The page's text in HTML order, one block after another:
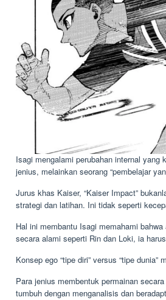
Isagi mengalami perubahan internal
jenius, melainkan seorang “pembelajar
Jurus khas Kaiser, “Kaiser Impact”
strategi dan latihan. Ini tidak seperti
Hal ini membantu Isagi memahami
secara alami seperti Rin dan Loki, ia
Konsep ego “tipe diri” versus “tipe dunia”
Para jenius membentuk permainan
tumbuh dengan menganalisis dan